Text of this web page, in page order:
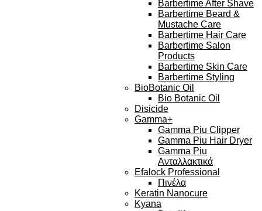
Barbertime After Shave
Barbertime Beard &
Mustache Care
Barbertime Hair Care
Barbertime Salon
Products
Barbertime Skin Care
Barbertime Styling
BioBotanic Oil
Bio Botanic Oil
Disicide
Gamma+
Gamma Piu Clipper
Gamma Piu Hair Dryer
Gamma Piu
Ανταλλακτικά
Efalock Professional
Πινέλα
Keratin Nanocure
Kyana